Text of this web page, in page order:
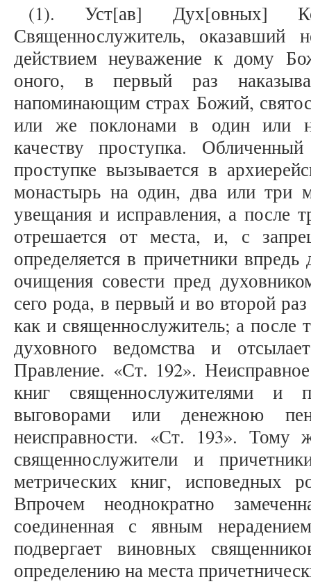
(1). Уст[ав] Дух[овных]
Священнослужитель, оказавший
действием неуважение к дому
оного, в первый раз
напоминающим страх Божий,
или же поклонами в один или
качеству проступка.
проступке вызывается в
монастырь на один, два или три
увещания и исправления, а после
отрешается от места, и, с
определяется в причетники
очищения совести пред
сего рода, в первый и во второй
как и священнослужитель; а после
духовного ведомства и
Правление. «Ст. 192».
книг священнослужителями и
выговорами или денежною
неисправности. «Ст. 193». Тому
священнослужители и
метрических книг, исповедных
Впрочем неоднократно
соединенная с явным
подвергает виновных
определению на места